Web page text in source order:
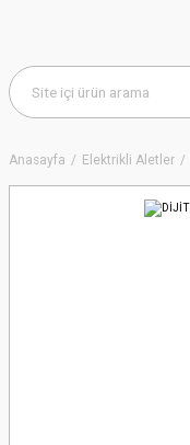
Anasayfa Elektrikli Aletler